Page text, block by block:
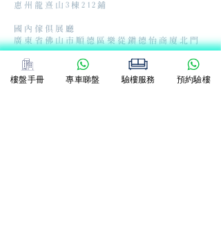
惠州龍熹山3棟212鋪
國內傢俱展廳
廣東省佛山市順德區樂從鎮德怡商廈北門
樓盤手冊 專車睇盤 驗樓服務 預約驗樓